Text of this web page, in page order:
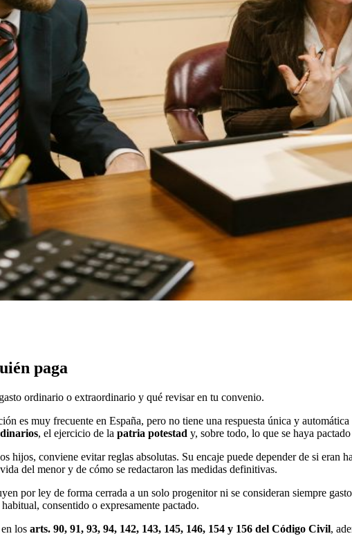
paga
ordinario o extraordinario y qué revisar en tu convenio.
es muy frecuente en España, pero no tiene una respuesta única y
, el ejercicio de la patria potestad y, sobre todo, lo que se haya
hijos, conviene evitar reglas absolutas. Su encaje puede depender de si eran
del menor y de cómo se redactaron las medidas definitivas.
por ley de forma cerrada a un solo progenitor ni se consideran siempre
consentido o expresamente pactado.
los arts. 90, 91, 93, 94, 142, 143, 145, 146, 154 y 156 del Código Civil,